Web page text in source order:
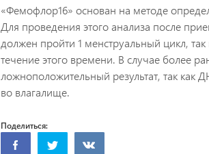
«Фемофлор16» основан на методе
Для проведения этого анализа после
должен пройти 1 менструальный цикл,
течение этого времени. В случае более
ложноположительный результат, так как
во влагалище.
Поделиться: